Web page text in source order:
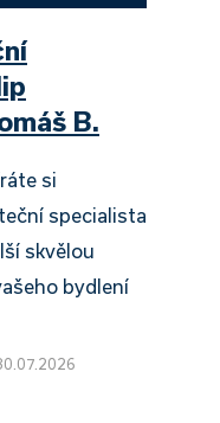
B.
si
specialista
skvělou
bydlení